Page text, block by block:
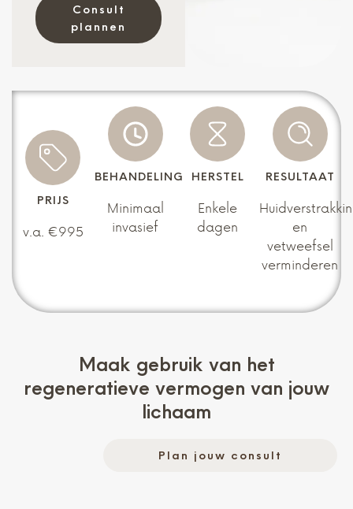
Consult
plannen
PRIJS
v.a. €995
BEHANDELING
Minimaal
invasief
HERSTEL
Enkele
dagen
RESULTAAT
en
vetweefsel
verminderen
Maak gebruik van het
regeneratieve vermogen van jouw
lichaam
Plan jouw consult